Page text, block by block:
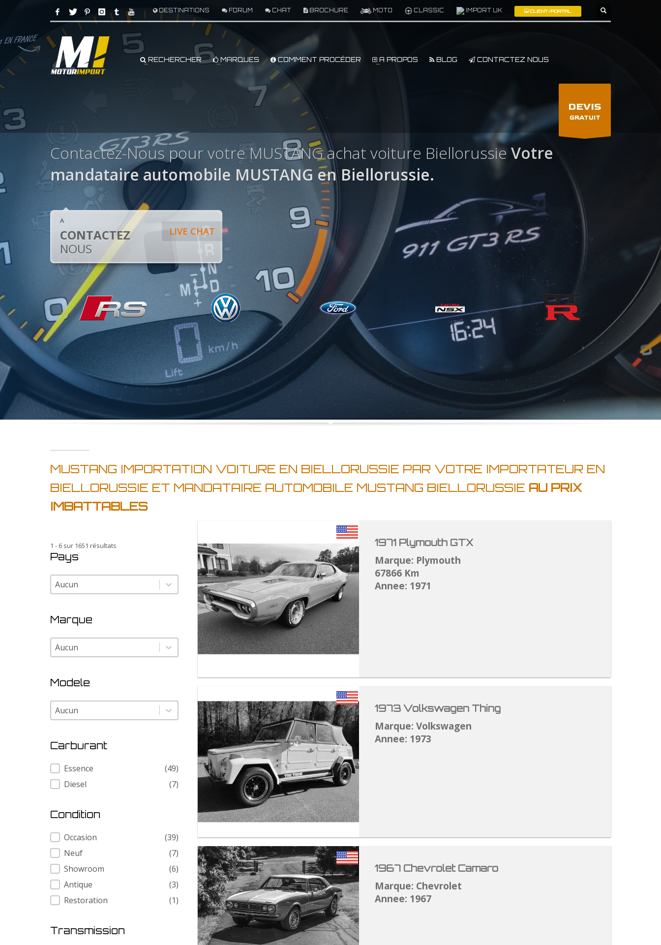
DESTINATIONS FORUM CHAT BROCHURE MOTO CLASSIC IMPORT UK CLIENT/PORTAL
RECHERCHER MARQUES COMMENT PROCÉDER A PROPOS BLOG CONTACTEZ NOUS
DEVIS
GRATUIT
Contactez-Nous pour votre MUSTANG achat voiture Biellorussie Votre
mandataire automobile MUSTANG en Biellorussie.
A
LIVE CHAT
CONTACTEZ
NOUS
MUSTANG IMPORTATION VOITURE EN BIELLORUSSIE PAR VOTRE IMPORTATEUR EN
BIELLORUSSIE ET MANDATAIRE AUTOMOBILE MUSTANG BIELLORUSSIE AU PRIX
IMBATTABLES
1 - 6 sur 1651 résultats
Pays
Pays
Pays
Marque
Marque
Marque
Modele
Modele
Modele
Carburant
Carburant
Essence
(49)
Diesel
(7)
Condition
Condition
Occasion
(39)
Neuf
(7)
Showroom
(6)
Antique
(3)
Restoration
(1)
Transmission
1971 Plymouth GTX
Marque: Plymouth
67866 Km
Annee: 1971
1973 Volkswagen Thing
Marque: Volkswagen
Annee: 1973
1967 Chevrolet Camaro
Marque: Chevrolet
Annee: 1967